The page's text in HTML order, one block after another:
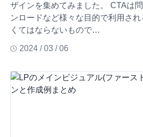
ザインを集めてみました。 CTAは
ンロードなど様々な目的で利用さ
くてはならないもので…
2024 / 03 / 06